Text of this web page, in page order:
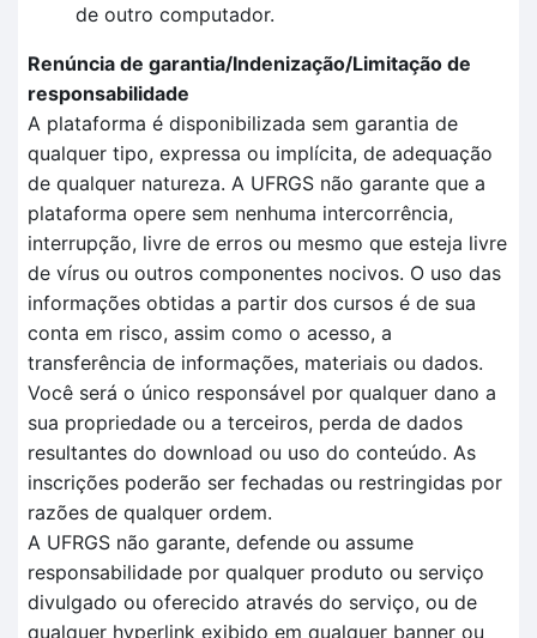
de outro computador.
Renúncia de garantia/Indenização/Limitação de
responsabilidade
A plataforma é disponibilizada sem garantia de
qualquer tipo, expressa ou implícita, de adequação
de qualquer natureza. A UFRGS não garante que a
plataforma opere sem nenhuma intercorrência,
interrupção, livre de erros ou mesmo que esteja livre
de vírus ou outros componentes nocivos. O uso das
informações obtidas a partir dos cursos é de sua
conta em risco, assim como o acesso, a
transferência de informações, materiais ou dados.
Você será o único responsável por qualquer dano a
sua propriedade ou a terceiros, perda de dados
resultantes do download ou uso do conteúdo. As
inscrições poderão ser fechadas ou restringidas por
razões de qualquer ordem.
A UFRGS não garante, defende ou assume
responsabilidade por qualquer produto ou serviço
divulgado ou oferecido através do serviço, ou de
qualquer hyperlink exibido em qualquer banner ou